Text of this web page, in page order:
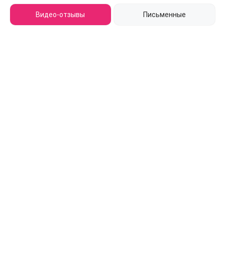
Видео-отзывы Письменные